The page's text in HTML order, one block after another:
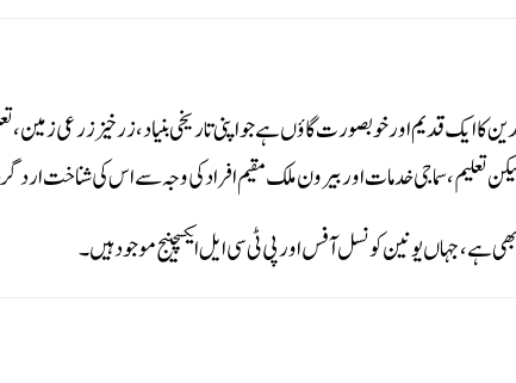
کا ایک قدیم اور خوبصورت گاؤں ہے جو اپنی تاریخی بنیاد، زرخیز زرعی
تعلیم، سماجی خدمات اور بیرون ملک مقیم افراد کی وجہ سے اس کی شناخت
ہے، جہاں یونین کونسل آفس اور پی ٹی سی ایل ایکسچینج موجود ہیں۔